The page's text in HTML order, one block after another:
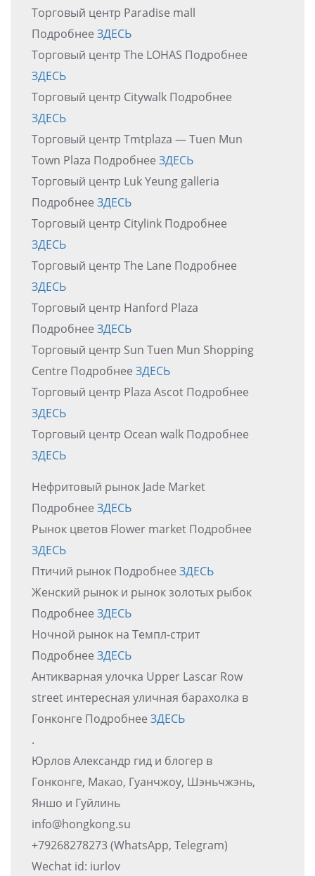
Торговый центр Paradise mall
Подробнее ЗДЕСЬ
Торговый центр The LOHAS Подробнее
ЗДЕСЬ
Торговый центр Citywalk Подробнее
ЗДЕСЬ
Торговый центр Tmtplaza — Tuen Mun
Town Plaza Подробнее ЗДЕСЬ
Торговый центр Luk Yeung galleria
Подробнее ЗДЕСЬ
Торговый центр Citylink Подробнее
ЗДЕСЬ
Торговый центр The Lane Подробнее
ЗДЕСЬ
Торговый центр Hanford Plaza
Подробнее ЗДЕСЬ
Торговый центр Sun Tuen Mun Shopping
Centre Подробнее ЗДЕСЬ
Торговый центр Plaza Ascot Подробнее
ЗДЕСЬ
Торговый центр Ocean walk Подробнее
ЗДЕСЬ
Нефритовый рынок Jade Market
Подробнее ЗДЕСЬ
Рынок цветов Flower market Подробнее
ЗДЕСЬ
Птичий рынок Подробнее ЗДЕСЬ
Женский рынок и рынок золотых рыбок
Подробнее ЗДЕСЬ
Ночной рынок на Темпл-стрит
Подробнее ЗДЕСЬ
Антикварная улочка Upper Lascar Row
street интересная уличная барахолка в
Гонконге Подробнее ЗДЕСЬ
.
Юрлов Александр гид и блогер в
Гонконге, Макао, Гуанчжоу, Шэньчжэнь,
Яншо и Гуйлинь
info@hongkong.su
+79268278273 (WhatsApp, Telegram)
Wechat id: iurlov